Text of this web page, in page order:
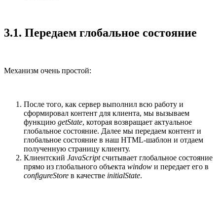
3.1. Передаем глобальное состояние
Механизм очень простой:
После того, как сервер выполнил всю работу и
сформировал контент для клиента, мы вызываем
функцию getState, которая возвращает актуальное
глобальное состояние. Далее мы передаем контент и
глобальное состояние в наш HTML-шаблон и отдаем
полученную страницу клиенту.
Клиентский JavaScriptсчитывает глобальное состояние
прямо из глобального объекта window и передает его в
configureStore в качестве initialState.